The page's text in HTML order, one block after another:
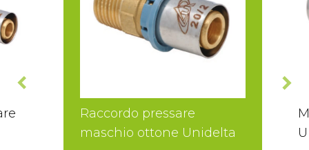
Raccordo pressare
maschio ottone Unidelta